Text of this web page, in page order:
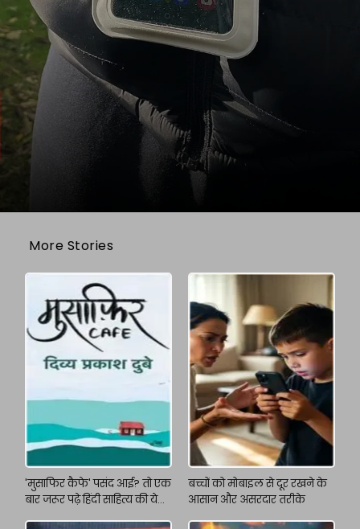
More Stories
'मुसाफिर कैफे' पसंद आई? तो एक
बार जरूर पढ़े हिंदी साहित्य की ये
बच्चों को मोबाइल से दूर रखने के
आसान और असरदार तरीके